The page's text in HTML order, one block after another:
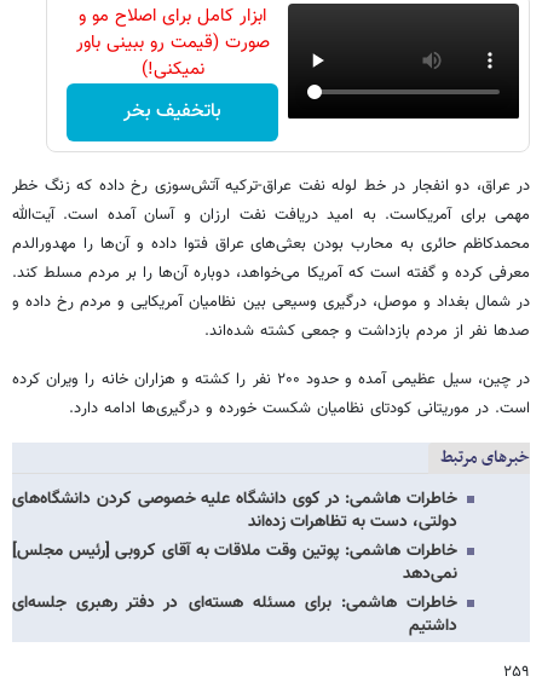
ابزار کامل برای اصلاح مو و
صورت (قیمت رو ببینی باور
نمیکنی!)
باتخفیف بخر
در عراق، دو انفجار در خط لوله نفت عراق-ترکیه آتش‌سوزی رخ داده که زنگ خطر
مهمی برای آمریکاست. به امید دریافت نفت ارزان و آسان آمده است. آیت‌الله
محمدکاظم حائری به محارب ‌بودن بعثی‌های عراق فتوا داده و آن‌ها را مهدورالدم
معرفی‌ کرده و گفته است‌ که آمریکا می‌خواهد، دوباره آن‌ها را بر مردم مسلط‌ کند.
در شمال بغداد و موصل، درگیری وسیعی بین نظامیان آمریکایی و مردم رخ داده و
صدها نفر از مردم بازداشت و جمعی کشته شده‌اند.
در چین، سیل عظیمی آمده و حدود ۲۰۰ نفر را کشته و هزاران خانه را ویران کرده
است. در موریتانی کودتای نظامیان شکست خورده و درگیری‌ها ادامه دارد.
خبرهای مرتبط
خاطرات هاشمی: در کوی دانشگاه علیه خصوصی‌ کردن دانشگاه‌های
دولتی، دست به تظاهرات زده‌اند
خاطرات هاشمی: پوتین وقت ملاقات به آقای کروبی [رئیس مجلس]
نمی‌دهد
خاطرات هاشمی: برای مسئله هسته‌ای در دفتر رهبری جلسه‌ای
داشتیم
۲۵۹